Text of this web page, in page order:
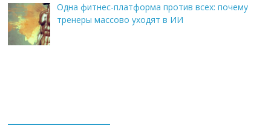
Одна фитнес-платформа против всех: почему
тренеры массово уходят в ИИ